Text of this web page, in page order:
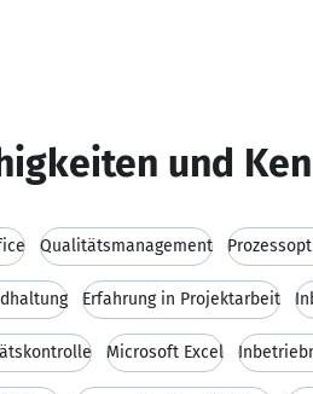
und
Qualitätsmanagement
Erfahrung in Projektarbeit
Microsoft Excel